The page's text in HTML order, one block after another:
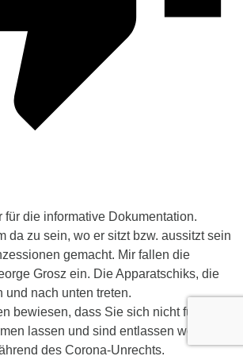
für die informative Dokumentation.
da zu sein, wo er sitzt bzw. aussitzt sein
gemacht. Mir fallen die
Grosz ein. Die Apparatschiks, die
und nach unten treten.
bewiesen, dass Sie sich nicht für
lassen und sind entlassen worden
des Corona-Unrechts.